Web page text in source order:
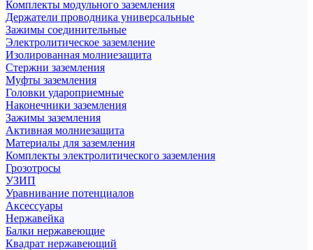
Комплекты модульного заземления
Держатели проводника универсальные
Зажимы соединительные
Электролитическое заземление
Изолированная молниезащита
Стержни заземления
Муфты заземления
Головки удароприемные
Наконечники заземления
Зажимы заземления
Активная молниезащита
Материалы для заземления
Комплекты электролитического заземления
Грозотросы
УЗИП
Уравнивание потенциалов
Аксессуары
Нержавейка
Балки нержавеющие
Квадрат нержавеющий